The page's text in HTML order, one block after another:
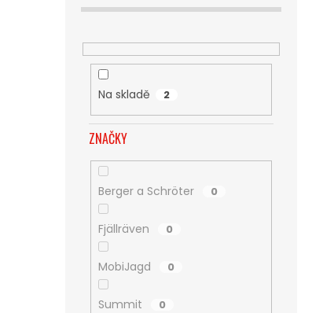
Na skladě 2
ZNAČKY
Berger a Schröter 0
Fjällräven 0
MobiJagd 0
Summit 0